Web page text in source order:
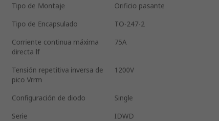
Tipo de Montaje
Orificio pasante
Tipo de Encapsulado
TO-247-2
Corriente continua máxima
directa lf
75A
Tensión repetitiva inversa de
pico Vrrm
1200V
Configuración de diodo
Single
Serie
IDWD